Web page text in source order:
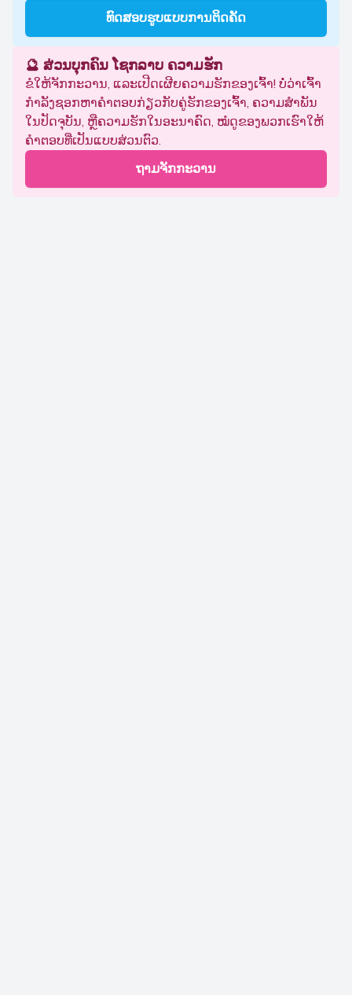
ທົດສອບຮູບແບບການຕິດຄັດ
🔮 ສ່ວນບຸກຄົນ ໂຊກລາບ ຄວາມຮັກ
ຂໍໃຫ້ຈັກກະວານ, ແລະເປີດເຜີຍຄວາມຮັກຂອງເຈົ້າ! ບໍ່ວ່າເຈົ້າ
ກຳລັງຊອກຫາຄຳຕອບກ່ຽວກັບຄູ່ຮັກຂອງເຈົ້າ, ຄວາມສຳພັນ
ໃນປັດຈຸບັນ, ຫຼືຄວາມຮັກໃນອະນາຄົດ, ໝໍດູຂອງພວກເຮົາໃຫ້
ຄຳຕອບທີ່ເປັນແບບສ່ວນຕົວ.
ຖາມຈັກກະວານ